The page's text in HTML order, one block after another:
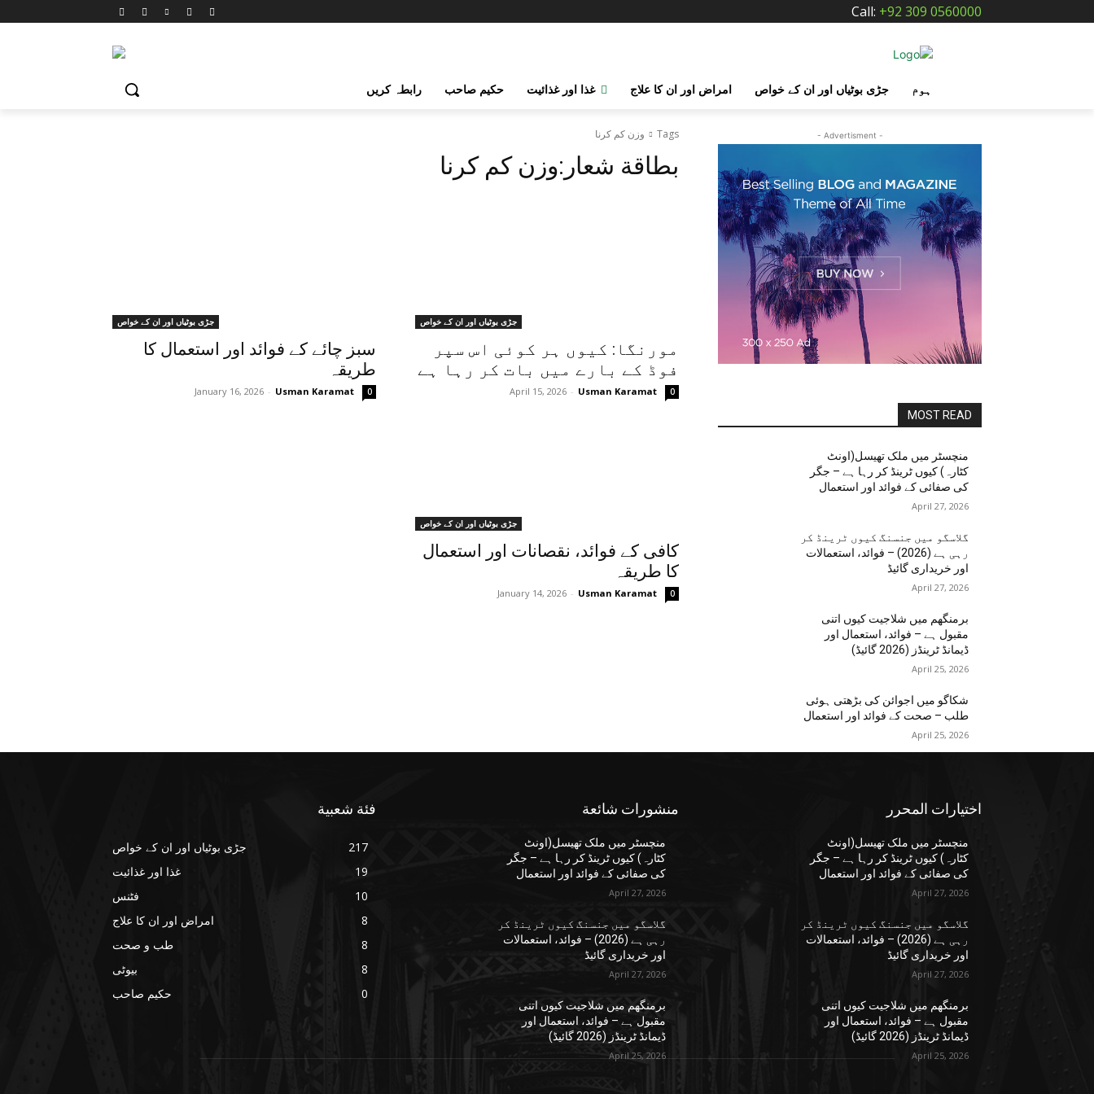
Call: +92 309 0560000
رابطہ کریں حکیم صاحب غذا اور غذائیت امراض اور ان کا علاج جڑی بوٹیاں اور ان کے خواص ہوم
Tags وزن کم کرنا
بطاقة شعار:وزن کم کرنا
جڑی بوٹیاں اور ان کے خواص
مورنگا: کیوں ہر کوئی اس سپر
فوڈ کے بارے میں بات کر رہا ہے
Usman Karamat
-
April 15, 2026 0
جڑی بوٹیاں اور ان کے خواص
سبز چائے کے فوائد اور استعمال کا
طریقہ
Usman Karamat
-
January 16, 2026 0
جڑی بوٹیاں اور ان کے خواص
کافی کے فوائد، نقصانات اور استعمال
کا طریقہ
Usman Karamat
-
January 14, 2026 0
- Advertisment -
MOST READ
منچسٹر میں ملک تھیسل(اونٹ
کٹارہ) کیوں ٹرینڈ کر رہا ہے – جگر
کی صفائی کے فوائد اور استعمال
April 27, 2026
گلاسگو میں جنسنگ کیوں ٹرینڈ کر
رہی ہے (2026) – فوائد، استعمالات
اور خریداری گائیڈ
April 27, 2026
برمنگھم میں شلاجیت کیوں اتنی
مقبول ہے – فوائد، استعمال اور
ڈیمانڈ ٹرینڈز (2026 گائیڈ)
April 25, 2026
شکاگو میں اجوائن کی بڑھتی ہوئی
طلب – صحت کے فوائد اور استعمال
April 25, 2026
اختيارات المحرر
منچسٹر میں ملک تھیسل(اونٹ
کٹارہ) کیوں ٹرینڈ کر رہا ہے – جگر
کی صفائی کے فوائد اور استعمال
April 27, 2026
گلاسگو میں جنسنگ کیوں ٹرینڈ کر
رہی ہے (2026) – فوائد، استعمالات
اور خریداری گائیڈ
April 27, 2026
برمنگھم میں شلاجیت کیوں اتنی
مقبول ہے – فوائد، استعمال اور
ڈیمانڈ ٹرینڈز (2026 گائیڈ)
April 25, 2026
منشورات شائعة
منچسٹر میں ملک تھیسل(اونٹ
کٹارہ) کیوں ٹرینڈ کر رہا ہے – جگر
کی صفائی کے فوائد اور استعمال
April 27, 2026
گلاسگو میں جنسنگ کیوں ٹرینڈ کر
رہی ہے (2026) – فوائد، استعمالات
اور خریداری گائیڈ
April 27, 2026
برمنگھم میں شلاجیت کیوں اتنی
مقبول ہے – فوائد، استعمال اور
ڈیمانڈ ٹرینڈز (2026 گائیڈ)
April 25, 2026
فئة شعبية
جڑی بوٹیاں اور ان کے خواص
217
غذا اور غذائیت
19
فٹنس
10
امراض اور ان کا علاج
8
طب و صحت
8
بیوٹی
8
حکیم صاحب
0